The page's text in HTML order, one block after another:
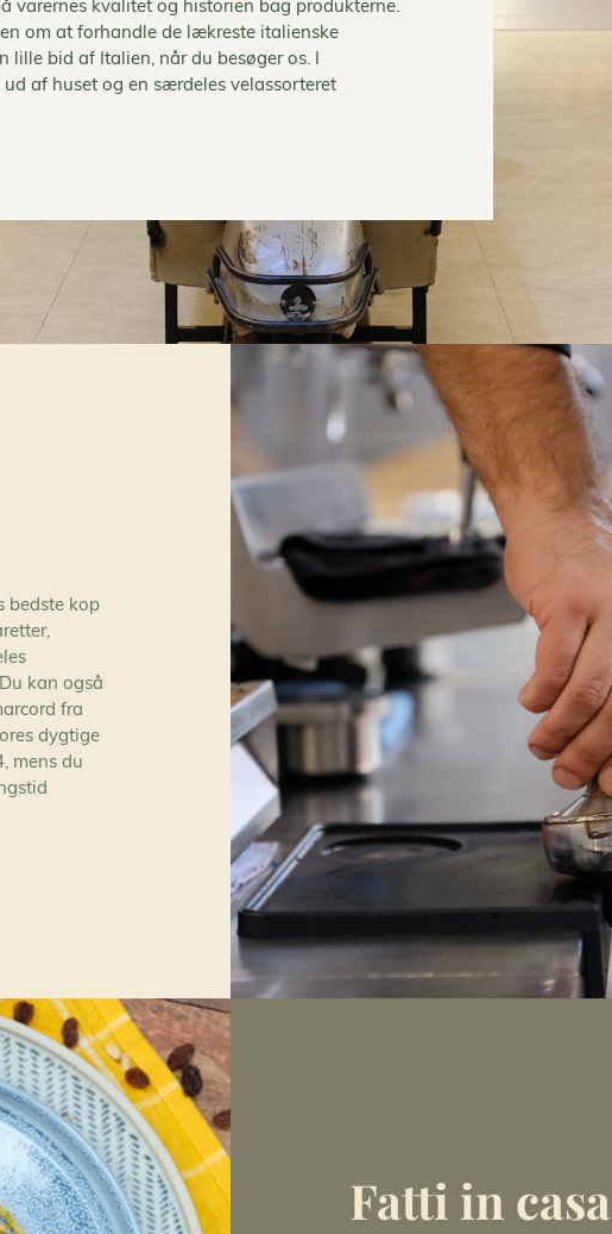
varernes kvalitet og historien bag produkterne.
om at forhandle de lækreste italienske
bid af Italien, når du besøger os. I
af huset og en særdeles velassorteret
bedste kop
kan også
fra
dygtige
mens du
Fatti in casa